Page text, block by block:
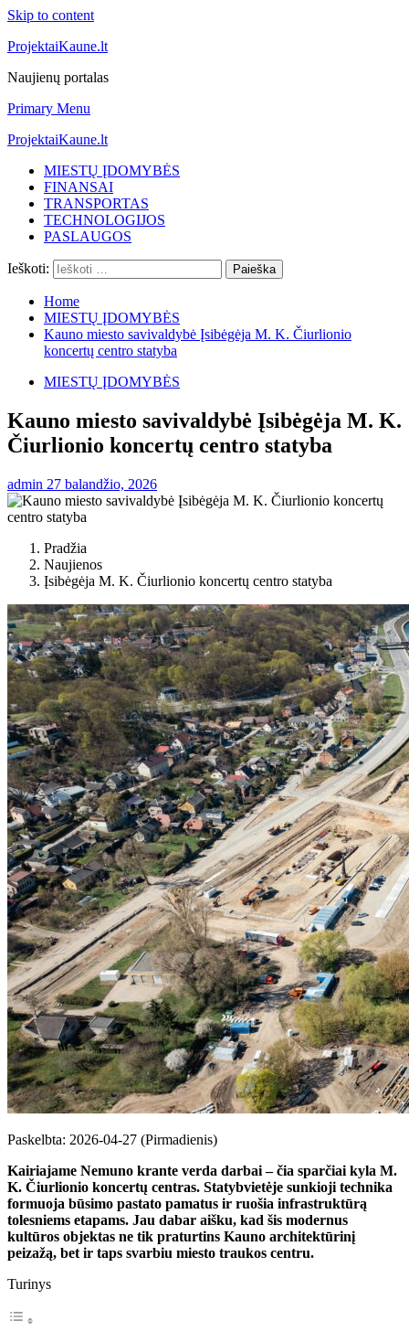
Skip to content
ProjektaiKaune.lt
Naujienų portalas
Primary Menu
ProjektaiKaune.lt
MIESTŲ ĮDOMYBĖS
FINANSAI
TRANSPORTAS
TECHNOLOGIJOS
PASLAUGOS
Ieškoti:
Home
MIESTŲ ĮDOMYBĖS
Kauno miesto savivaldybė Įsibėgėja M. K. Čiurlionio
koncertų centro statyba
MIESTŲ ĮDOMYBĖS
Kauno miesto savivaldybė Įsibėgėja M. K.
Čiurlionio koncertų centro statyba
admin 27 balandžio, 2026
Pradžia
Naujienos
Įsibėgėja M. K. Čiurlionio koncertų centro statyba
Paskelbta: 2026-04-27 (Pirmadienis)
Kairiajame Nemuno krante verda darbai – čia sparčiai kyla M.
K. Čiurlionio koncertų centras. Statybvietėje sunkioji technika
formuoja būsimo pastato pamatus ir ruošia infrastruktūrą
tolesniems etapams. Jau dabar aišku, kad šis modernus
kultūros objektas ne tik praturtins Kauno architektūrinį
peizažą, bet ir taps svarbiu miesto traukos centru.
Turinys